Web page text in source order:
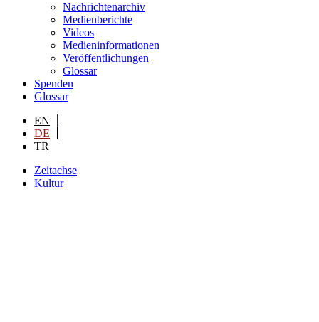
Nachrichtenarchiv
Medienberichte
Videos
Medieninformationen
Veröffentlichungen
Glossar
Spenden
Glossar
EN
DE
TR
Zeitachse
Kultur